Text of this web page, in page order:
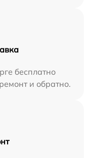
бесплатно
и обратно.